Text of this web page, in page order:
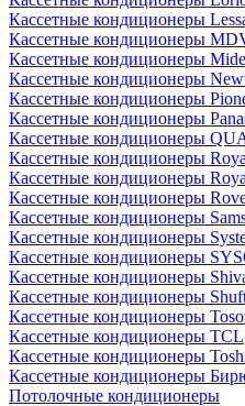
Кассетные кондиционеры
Кассетные кондиционеры
Кассетные кондиционеры
Кассетные кондиционеры
Кассетные кондиционеры
Кассетные кондиционеры
Кассетные кондиционеры
Кассетные кондиционеры
Кассетные кондиционеры
Кассетные кондиционеры
Кассетные кондиционеры
Кассетные кондиционеры
Кассетные кондиционеры
Кассетные кондиционеры
Кассетные кондиционеры
Кассетные кондиционеры
Кассетные кондиционеры TCL
Кассетные кондиционеры
Кассетные кондиционеры
Потолочные кондиционеры